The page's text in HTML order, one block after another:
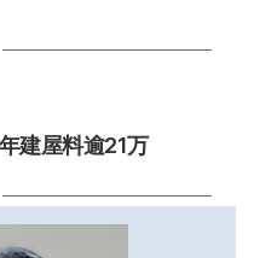
建屋料逾21万